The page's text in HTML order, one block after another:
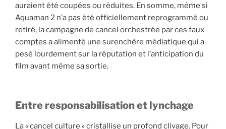
auraient été coupées ou réduites. En somme, même si
Aquaman 2 n’a pas été officiellement reprogrammé ou
retiré, la campagne de cancel orchestrée par ces faux
comptes a alimenté une surenchère médiatique qui a
pesé lourdement sur la réputation et l’anticipation du
film avant même sa sortie.
Entre responsabilisation et lynchage
La « cancel culture » cristallise un profond clivage. Pour